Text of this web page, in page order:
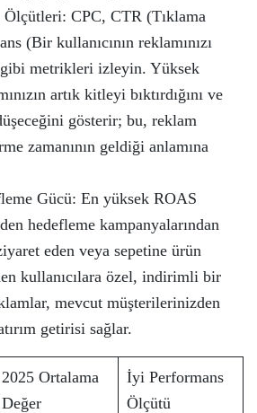
Ölçütleri: CPC, CTR (Tıklama
(Bir kullanıcının reklamınızı
gibi metrikleri izleyin. Yüksek
artık kitleyi bıktırdığını ve
gösterir; bu, reklam
zamanının geldiği anlamına
Gücü: En yüksek ROAS
hedefleme kampanyalarından
eden veya sepetine ürün
kullanıcılara özel, indirimli bir
mevcut müşterilerinizden
getirisi sağlar.
2025 Ortalama
Değer
İyi Performans
Ölçütü